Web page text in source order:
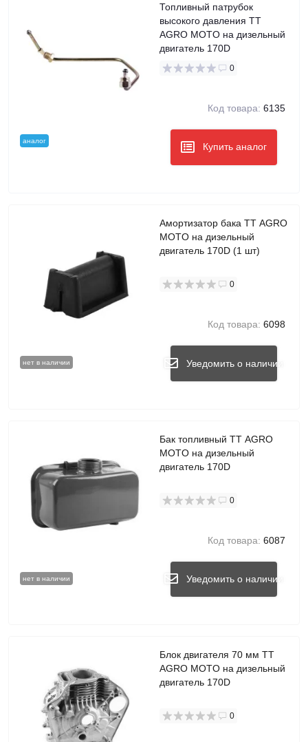
аналог
Топливный патрубок
высокого давления TT
AGRO MOTO на дизельный
двигатель 170D
0
Код товара: 6135
Купить аналог
нет в наличии
Амортизатор бака TT AGRO
MOTO на дизельный
двигатель 170D (1 шт)
0
Код товара: 6098
Уведомить о наличии
нет в наличии
Бак топливный TT AGRO
MOTO на дизельный
двигатель 170D
0
Код товара: 6087
Уведомить о наличии
Блок двигателя 70 мм TT
AGRO MOTO на дизельный
двигатель 170D
0